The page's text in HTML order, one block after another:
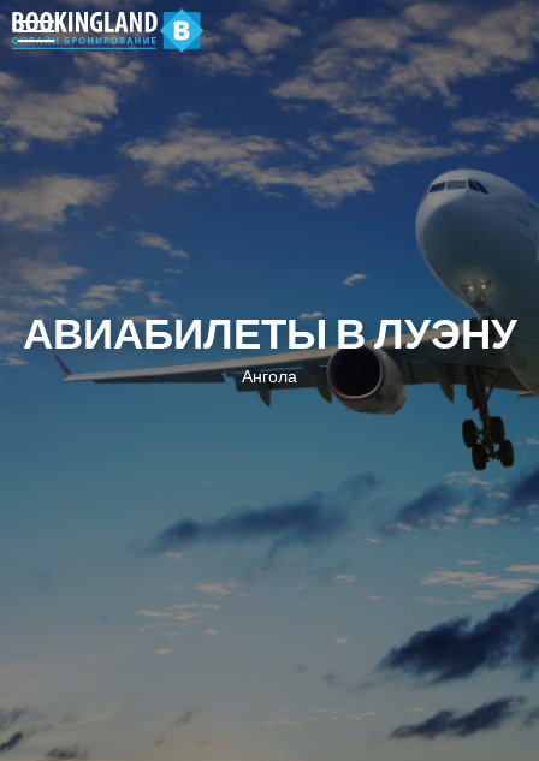
АВИАБИЛЕТЫ В ЛУЭНУ
Ангола